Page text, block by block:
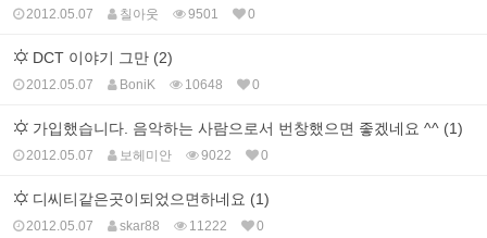
2012.05.07 칠아웃 9501 0
DCT 이야기 그만 (2)
2012.05.07 BoniK 10648 0
가입했습니다. 음악하는 사람으로서 번창했으면 좋겠네요 ^^ (1)
2012.05.07 보헤미안 9022 0
디씨티같은곳이되었으면하네요 (1)
2012.05.07 skar88 11222 0